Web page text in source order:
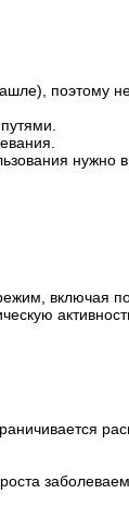
поэтому
нужно
включая